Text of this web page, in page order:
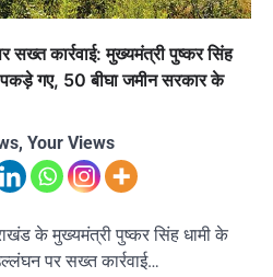
कार्रवाई: मुख्यमंत्री पुष्कर सिंह
गए, 50 बीघा जमीन सरकार के
Your Views
के मुख्यमंत्री पुष्कर सिंह धामी के
पर सख्त कार्रवाई…